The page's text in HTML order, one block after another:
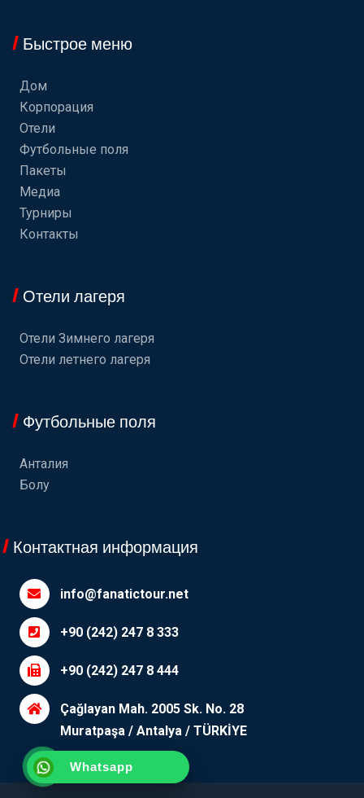
Whatsapp
Быстрое меню
Дом
Корпорация
Отели
Футбольные поля
Пакеты
Медиа
Турниры
Контакты
Отели лагеря
Отели Зимнего лагеря
Отели летнего лагеря
Футбольные поля
Анталия
Болу
Контактная информация
info@fanatictour.net
+90 (242) 247 8 333
+90 (242) 247 8 444
Çağlayan Mah. 2005 Sk. No. 28
Muratpaşa / Antalya / TÜRKİYE